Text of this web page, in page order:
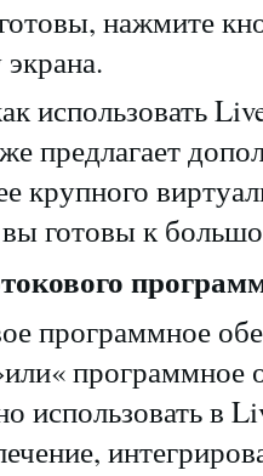
нажмите
использовать
предлагает
крупного
готовы к
программное
программное
использовать в